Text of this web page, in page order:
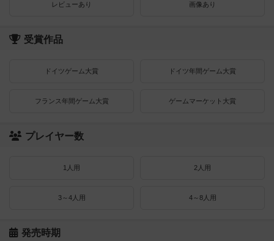
レビューあり 画像あり
受賞作品
ドイツゲーム大賞 ドイツ年間ゲーム大賞
フランス年間ゲーム大賞 ゲームマーケット大賞
プレイヤー数
1人用 2人用
3～4人用 4～8人用
発売時期